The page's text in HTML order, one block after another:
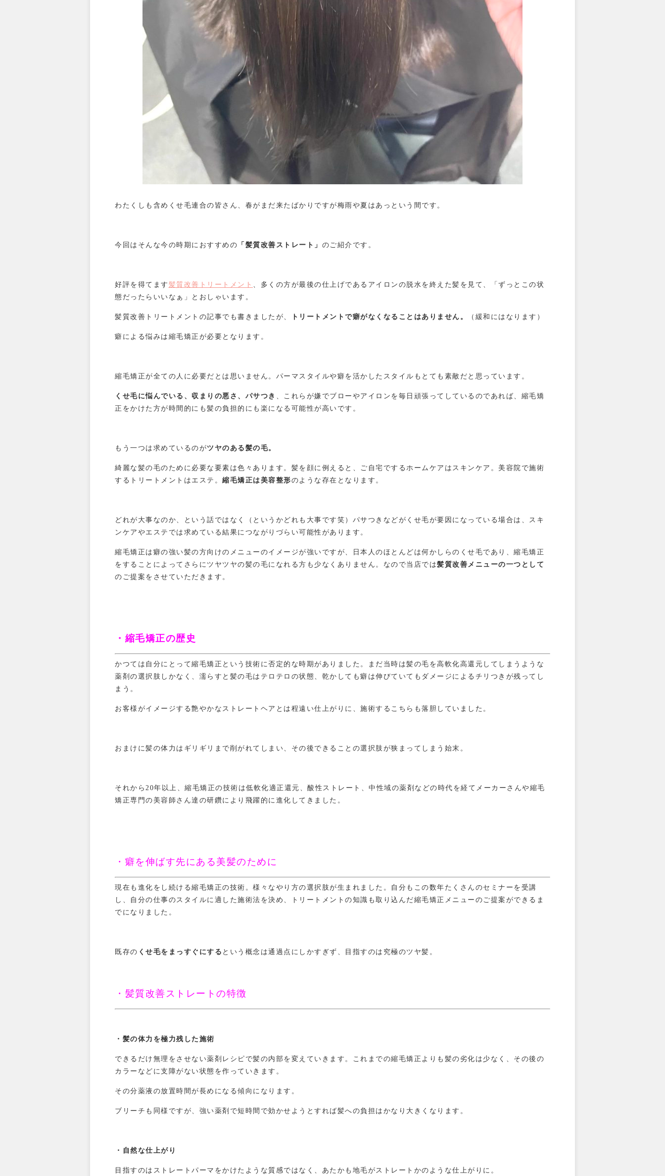
スタイリスト
アクセス
予約
ヘアカタログ
わたくしも含めくせ毛連合の皆さん、春がまだ来たばかりですが梅雨や夏はあっという間です。
今回はそんな今の時期におすすめの 「髪質改善ストレート」 のご紹介です。
好評を得てます 髪質改善トリートメント 、多くの方が最後の仕上げであるアイロンの脱水を終えた髪を見て、「ずっとこの状
態だったらいいなぁ」とおしゃいます。
髪質改善トリートメントの記事でも書きましたが、 トリートメントで癖がなくなることはありません。 （緩和にはなります）
癖による悩みは縮毛矯正が必要となります。
縮毛矯正が全ての人に必要だとは思いません。パーマスタイルや癖を活かしたスタイルもとても素敵だと思っています。
くせ毛に悩んでいる、収まりの悪さ、パサつき 、これらが嫌でブローやアイロンを毎日頑張ってしているのであれば、縮毛矯
正をかけた方が時間的にも髪の負担的にも楽になる可能性が高いです。
もう一つは求めているのがツヤのある髪の毛。
綺麗な髪の毛のために必要な要素は色々あります。髪を顔に例えると、ご自宅でするホームケアはスキンケア。美容院で施術
するトリートメントはエステ。 縮毛矯正は美容整形のような存在となります。
どれが大事なのか、という話ではなく（というかどれも大事です笑）パサつきなどがくせ毛が要因になっている場合は、スキ
ンケアやエステでは求めている結果につながりづらい可能性があります。
縮毛矯正は癖の強い髪の方向けのメニューのイメージが強いですが、日本人のほとんどは何かしらのくせ毛であり、縮毛矯正
をすることによってさらにツヤツヤの髪の毛になれる方も少なくありません。なので当店では髪質改善メニューの一つとして
のご提案をさせていただきます。
・縮毛矯正の歴史
かつては自分にとって縮毛矯正という技術に否定的な時期がありました。まだ当時は髪の毛を高軟化高還元してしまうような
薬剤の選択肢しかなく、濡らすと髪の毛はテロテロの状態、乾かしても癖は伸びていてもダメージによるチリつきが残ってし
まう。
お客様がイメージする艶やかなストレートヘアとは程遠い仕上がりに、施術するこちらも落胆していました。
おまけに髪の体力はギリギリまで削がれてしまい、その後できることの選択肢が狭まってしまう始末。
それから20年以上、縮毛矯正の技術は低軟化適正還元、酸性ストレート、中性域の薬剤などの時代を経てメーカーさんや縮毛
矯正専門の美容師さん達の研鑽により飛躍的に進化してきました。
・癖を伸ばす先にある美髪のために
現在も進化をし続ける縮毛矯正の技術。様々なやり方の選択肢が生まれました。自分もこの数年たくさんのセミナーを受講
し、自分の仕事のスタイルに適した施術法を決め、トリートメントの知識も取り込んだ縮毛矯正メニューのご提案ができるま
でになりました。
既存の くせ毛をまっすぐにする という概念は通過点にしかすぎず、目指すのは究極のツヤ髪。
・髪質改善ストレートの特徴
・髪の体力を極力残した施術
できるだけ無理をさせない薬剤レシピで髪の内部を変えていきます。これまでの縮毛矯正よりも髪の劣化は少なく、その後の
カラーなどに支障がない状態を作っていきます。
その分薬液の放置時間が長めになる傾向になります。
ブリーチも同様ですが、強い薬剤で短時間で効かせようとすれば髪への負担はかなり大きくなります。
・自然な仕上がり
目指すのはストレートパーマをかけたような質感ではなく、あたかも地毛がストレートかのような仕上がりに。